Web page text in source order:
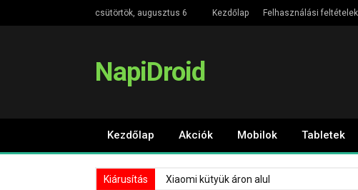
csütörtök, augusztus 6 Kezdőlap Felhasználási feltételek
NapiDroid
Kezdőlap Akciók Mobilok Tabletek
Kiárusítás Xiaomi kütyük áron alul